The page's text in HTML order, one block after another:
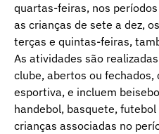
quartas-feiras, nos
as crianças de sete a dez,
terças e quintas-feiras,
As atividades são
clube, abertos ou
esportiva, e incluem
handebol, basquete,
crianças associadas no